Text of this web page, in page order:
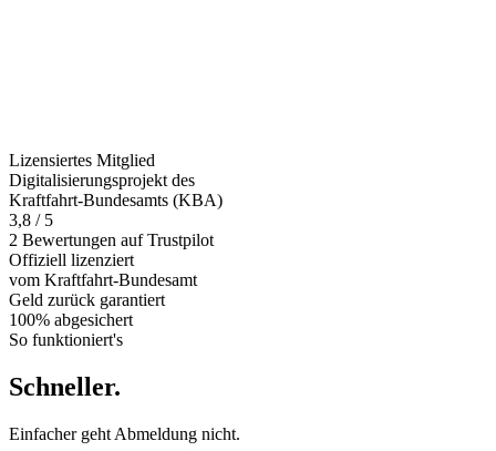
Lizensiertes Mitglied
Digitalisierungsprojekt des
Kraftfahrt-Bundesamts (KBA)
3,8 / 5
2 Bewertungen auf Trustpilot
Offiziell lizenziert
vom Kraftfahrt-Bundesamt
Geld zurück garantiert
100% abgesichert
So funktioniert's
Schneller.
Einfacher geht Abmeldung nicht.